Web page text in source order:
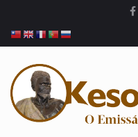
PROCURAR